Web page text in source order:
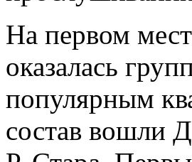
На первом
оказалась
популярным
состав вошли